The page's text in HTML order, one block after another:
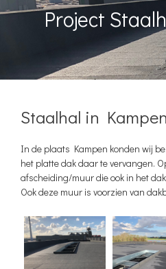
Project
Staalhal in Kampen
In de plaats Kampen konden wij
het platte dak daar te vervangen.
afscheiding/muur die ook in het
Ook deze muur is voorzien van